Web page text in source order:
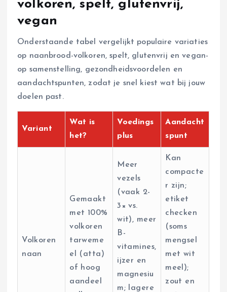
volkoren, spelt, glutenvrij,
vegan
Onderstaande tabel vergelijkt populaire variaties
op naanbrood-volkoren, spelt, glutenvrij en vegan-
op samenstelling, gezondheidsvoordelen en
aandachtspunten, zodat je snel kiest wat bij jouw
doelen past.
Variant
Wat is
het?
Voedings
plus
Aandacht
spunt
Volkoren
naan
Gemaakt
met 100%
volkoren
tarweme
el (atta)
of hoog
aandeel
Meer
vezels
(vaak 2-
3× vs.
wit), meer
B-
vitamines,
ijzer en
magnesiu
m; lagere
Kan
compacte
r zijn;
etiket
checken
(soms
mengsel
met wit
meel);
zout en